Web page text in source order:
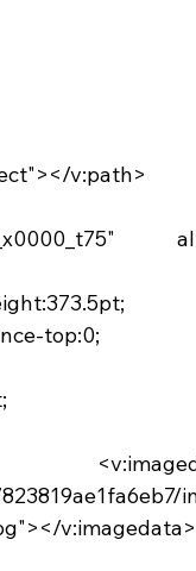
v:path>
top:0;
v:imagedata>